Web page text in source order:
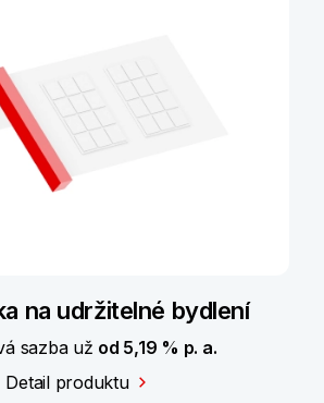
na udržitelné bydlení
sazba už od 5,19 % p. a.
Detail produktu